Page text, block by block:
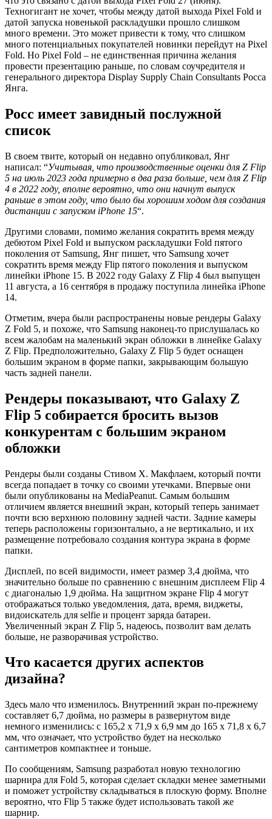
Техногигант не хочет, чтобы между датой выхода Pixel Fold и
датой запуска новенькой раскладушки прошло слишком
много времени. Это может привести к тому, что слишком
много потенциальных покупателей новинки перейдут на Pixel
Fold. Но Pixel Fold – не единственная причина желания
провести презентацию раньше, по словам соучредителя и
генерального директора Display Supply Chain Consultants Росса
Янга.
Росс имеет завидный послужной
список
В своем твите, который он недавно опубликовал, Янг
написал: “Учитывая, что производственные оценки для Z Flip
5 на июль 2023 года примерно в два раза больше, чем для Z Flip
4 в 2022 году, вполне вероятно, что они начнут выпуск
раньше в этом году, что было бы хорошим ходом для создания
дистанции с запуском iPhone 15“.
Другими словами, помимо желания сократить время между
дебютом Pixel Fold и выпуском раскладушки Fold пятого
поколения от Samsung, Янг пишет, что Samsung хочет
сократить время между Flip пятого поколения и выпуском
линейки iPhone 15. В 2022 году Galaxy Z Flip 4 был выпущен
11 августа, а 16 сентября в продажу поступила линейка iPhone
14.
Отметим, вчера были распространены новые рендеры Galaxy
Z Fold 5, и похоже, что Samsung наконец-то прислушалась ко
всем жалобам на маленький экран обложки в линейке Galaxy
Z Flip. Предположительно, Galaxy Z Flip 5 будет оснащен
большим экраном в форме папки, закрывающим большую
часть задней панели.
Рендеры показывают, что Galaxy Z
Flip 5 собирается бросить вызов
конкурентам с большим экраном
обложки
Рендеры были созданы Стивом Х. Макфлаем, который почти
всегда попадает в точку со своими утечками. Впервые они
были опубликованы на MediaPeanut. Самым большим
отличием является внешний экран, который теперь занимает
почти всю верхнюю половину задней части. Задние камеры
теперь расположены горизонтально, а не вертикально, и их
размещение потребовало создания контура экрана в форме
папки.
Дисплей, по всей видимости, имеет размер 3,4 дюйма, что
значительно больше по сравнению с внешним дисплеем Flip 4
с диагональю 1,9 дюйма. На защитном экране Flip 4 могут
отображаться только уведомления, дата, время, виджеты,
видоискатель для selfie и процент заряда батареи.
Увеличенный экран Z Flip 5, надеюсь, позволит вам делать
больше, не разворачивая устройство.
Что касается других аспектов
дизайна?
Здесь мало что изменилось. Внутренний экран по-прежнему
составляет 6,7 дюйма, но размеры в развернутом виде
немного изменились: с 165,2 x 71,9 x 6,9 мм до 165 x 71,8 x 6,7
мм, что означает, что устройство будет на несколько
сантиметров компактнее и тоньше.
По сообщениям, Samsung разработал новую технологию
шарнира для Fold 5, которая сделает складки менее заметными
и поможет устройству складываться в плоскую форму. Вполне
вероятно, что Flip 5 также будет использовать такой же
шарнир.